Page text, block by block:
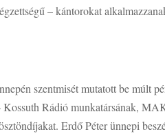
– kántorokat
szentmisét mutatott be múlt
Rádió munkatársának,
Erdő Péter ünnepi